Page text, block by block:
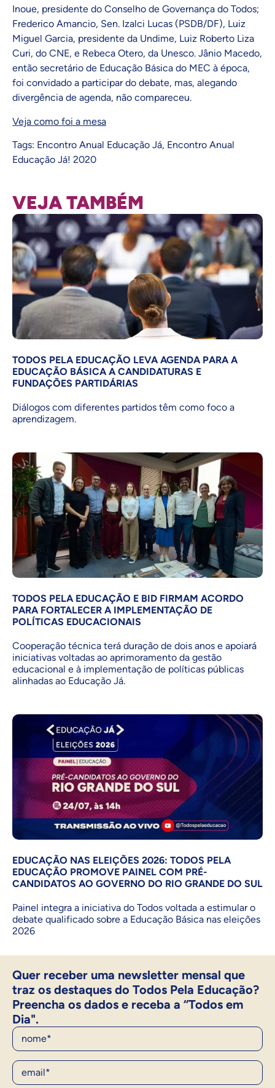
Inoue, presidente do Conselho de Governança do Todos;
Frederico Amancio, Sen. Izalci Lucas (PSDB/DF), Luiz
Miguel Garcia, presidente da Undime, Luiz Roberto Liza
Curi, do CNE, e Rebeca Otero, da Unesco. Jânio Macedo,
então secretário de Educação Básica do MEC à época,
foi convidado a participar do debate, mas, alegando
divergência de agenda, não compareceu.
Veja como foi a mesa
Tags: Encontro Anual Educação Já, Encontro Anual
Educação Já! 2020
VEJA TAMBÉM
TODOS PELA EDUCAÇÃO LEVA AGENDA PARA A
EDUCAÇÃO BÁSICA A CANDIDATURAS E
FUNDAÇÕES PARTIDÁRIAS
Diálogos com diferentes partidos têm como foco a
aprendizagem.
TODOS PELA EDUCAÇÃO E BID FIRMAM ACORDO
PARA FORTALECER A IMPLEMENTAÇÃO DE
POLÍTICAS EDUCACIONAIS
Cooperação técnica terá duração de dois anos e apoiará
iniciativas voltadas ao aprimoramento da gestão
educacional e à implementação de políticas públicas
alinhadas ao Educação Já.
EDUCAÇÃO NAS ELEIÇÕES 2026: TODOS PELA
EDUCAÇÃO PROMOVE PAINEL COM PRÉ-
CANDIDATOS AO GOVERNO DO RIO GRANDE DO SUL
Painel integra a iniciativa do Todos voltada a estimular o
debate qualificado sobre a Educação Básica nas eleições
2026
Quer receber uma newsletter mensal que
traz os destaques do Todos Pela Educação?
Preencha os dados e receba a “Todos em
Dia".
Nome
E-Mail